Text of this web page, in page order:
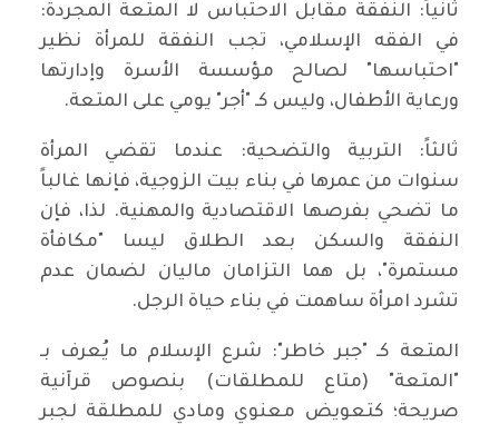
ثانياً: النفقة مقابل الاحتباس لا المتعة المجردة:
في الفقه الإسلامي، تجب النفقة للمرأة نظير
"احتباسها" لصالح مؤسسة الأسرة وإدارتها
ورعاية الأطفال، وليس كـ "أجر" يومي على المتعة.
ثالثاً: التربية والتضحية: عندما تقضي المرأة
سنوات من عمرها في بناء بيت الزوجية، فإنها غالباً
ما تضحي بفرصها الاقتصادية والمهنية. لذا، فإن
النفقة والسكن بعد الطلاق ليسا "مكافأة
مستمرة"، بل هما التزامان ماليان لضمان عدم
تشرد امرأة ساهمت في بناء حياة الرجل.
المتعة كـ "جبر خاطر": شرع الإسلام ما يُعرف بـ
"المتعة" (متاع للمطلقات) بنصوص قرآنية
صريحة؛ كتعويض معنوي ومادي للمطلقة لجبر